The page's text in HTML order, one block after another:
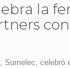
la
Sumelec, celebró